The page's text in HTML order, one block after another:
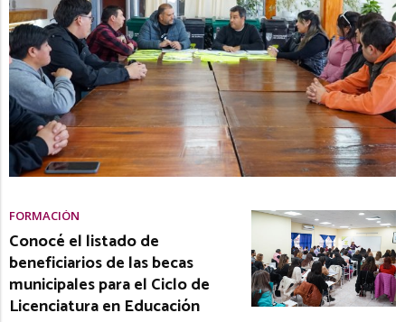
FORMACIÓN
Conocé el listado de
beneficiarios de las becas
municipales para el Ciclo de
Licenciatura en Educación